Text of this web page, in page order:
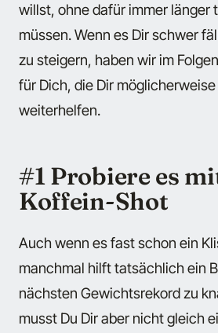
willst, ohne dafür immer länger
müssen. Wenn es Dir schwer
zu steigern, haben wir im
für Dich, die Dir
weiterhelfen.
#1 Probiere es
Koffein-Shot
Auch wenn es fast schon ein
manchmal hilft tatsächlich ein
nächsten Gewichtsrekord zu
musst Du Dir aber nicht gleich